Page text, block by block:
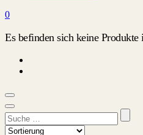
0
Es befinden sich keine
Suchen
nach: